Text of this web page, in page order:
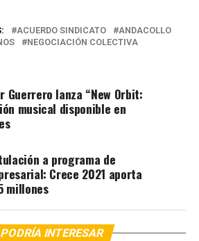
ACUERDO SINDICATO
ANDACOLLO
NEGOCIACIÓN COLECTIVA
Guerrero lanza “New Orbit:
musical disponible en
a programa de
Crece 2021 aporta
millones
INTERESAR